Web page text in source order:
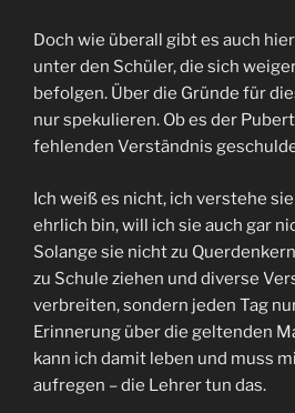
Doch wie überall gibt es auch
unter den Schüler, die sich
befolgen. Über die Gründe für
nur spekulieren. Ob es der
fehlenden Verständnis
Ich weiß es nicht, ich verstehe
ehrlich bin, will ich sie auch gar
Solange sie nicht zu
zu Schule ziehen und diverse
verbreiten, sondern jeden Tag
Erinnerung über die geltenden
kann ich damit leben und muss
aufregen – die Lehrer tun das.